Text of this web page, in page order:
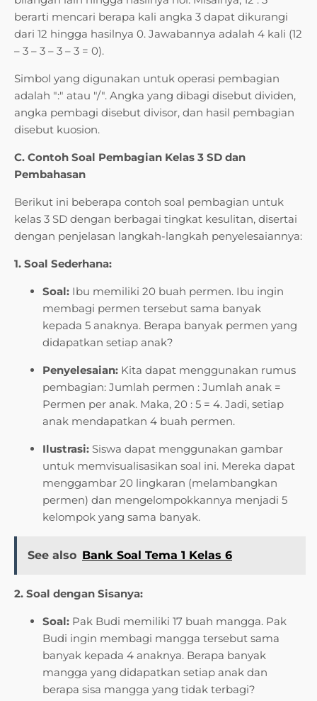
berarti mencari berapa kali angka 3 dapat dikurangi
dari 12 hingga hasilnya 0. Jawabannya adalah 4 kali (12
– 3 – 3 – 3 – 3 = 0).
Simbol yang digunakan untuk operasi pembagian
adalah ":" atau "/". Angka yang dibagi disebut dividen,
angka pembagi disebut divisor, dan hasil pembagian
disebut kuosion.
C. Contoh Soal Pembagian Kelas 3 SD dan
Pembahasan
Berikut ini beberapa contoh soal pembagian untuk
kelas 3 SD dengan berbagai tingkat kesulitan, disertai
dengan penjelasan langkah-langkah penyelesaiannya:
1. Soal Sederhana:
Soal: Ibu memiliki 20 buah permen. Ibu ingin
membagi permen tersebut sama banyak
kepada 5 anaknya. Berapa banyak permen yang
didapatkan setiap anak?
Penyelesaian: Kita dapat menggunakan rumus
pembagian: Jumlah permen : Jumlah anak =
Permen per anak. Maka, 20 : 5 = 4. Jadi, setiap
anak mendapatkan 4 buah permen.
Ilustrasi: Siswa dapat menggunakan gambar
untuk memvisualisasikan soal ini. Mereka dapat
menggambar 20 lingkaran (melambangkan
permen) dan mengelompokkannya menjadi 5
kelompok yang sama banyak.
See also Bank Soal Tema 1 Kelas 6
2. Soal dengan Sisanya:
Soal: Pak Budi memiliki 17 buah mangga. Pak
Budi ingin membagi mangga tersebut sama
banyak kepada 4 anaknya. Berapa banyak
mangga yang didapatkan setiap anak dan
berapa sisa mangga yang tidak terbagi?